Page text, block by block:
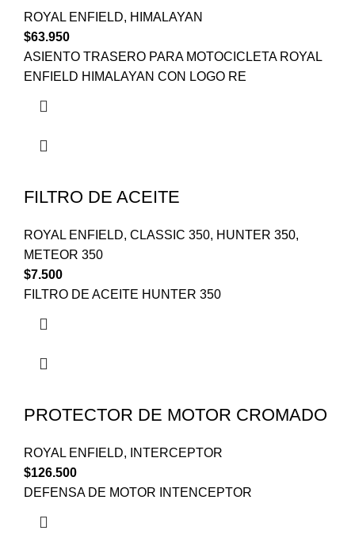
ROYAL ENFIELD, HIMALAYAN
$63.950
ASIENTO TRASERO PARA MOTOCICLETA ROYAL
ENFIELD HIMALAYAN CON LOGO RE
FILTRO DE ACEITE
ROYAL ENFIELD, CLASSIC 350, HUNTER 350,
METEOR 350
$7.500
FILTRO DE ACEITE HUNTER 350
PROTECTOR DE MOTOR CROMADO
ROYAL ENFIELD,
INTERCEPTOR
$126.500
DEFENSA DE MOTOR INTENCEPTOR